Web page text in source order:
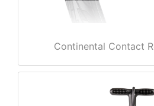
Continental Contact